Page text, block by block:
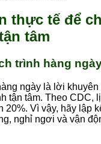
thực tế để
tâm
trình hàng
ngày là lời khuyên
tận tâm. Theo CDC,
20%. Vì vậy, hãy lập
nghỉ ngơi và vận